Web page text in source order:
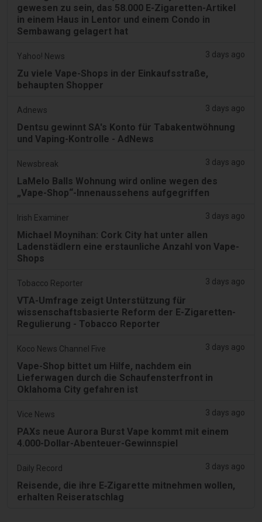
gewesen zu sein, das 58.000 E-Zigaretten-Artikel
in einem Haus in Lentor und einem Condo in
Sembawang gelagert hat
Yahoo! News 3 days ago
Zu viele Vape-Shops in der Einkaufsstraße,
behaupten Shopper
Adnews 3 days ago
Dentsu gewinnt SA's Konto für Tabakentwöhnung
und Vaping-Kontrolle - AdNews
Newsbreak 3 days ago
LaMelo Balls Wohnung wird online wegen des
„Vape-Shop“-Innenaussehens aufgegriffen
Irish Examiner 3 days ago
Michael Moynihan: Cork City hat unter allen
Ladenstädlern eine erstaunliche Anzahl von Vape-
Shops
Tobacco Reporter 3 days ago
VTA-Umfrage zeigt Unterstützung für
wissenschaftsbasierte Reform der E-Zigaretten-
Regulierung - Tobacco Reporter
Koco News Channel Five 3 days ago
Vape-Shop bittet um Hilfe, nachdem ein
Lieferwagen durch die Schaufensterfront in
Oklahoma City gefahren ist
Vice News 3 days ago
PAXs neue Aurora Burst Vape kommt mit einem
4.000-Dollar-Abenteuer-Gewinnspiel
Daily Record 3 days ago
Reisende, die ihre E‑Zigarette mitnehmen wollen,
erhalten Reiseratschlag